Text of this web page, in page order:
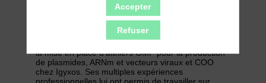
responsable du développement biopharmaceutique
chez Sanofi sur le site de Vitry Sur Seine, Directeur
disposition de produits de thérapie cellulaire pour
la mise en place d’ateliers GMP pour la production
de plasmides, ARNm et vecteurs viraux et COO
chez Igyxos. Ses multiples expériences
Accepter
Refuser